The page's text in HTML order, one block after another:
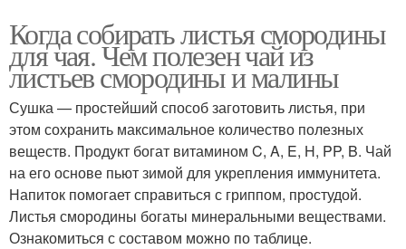
Когда собирать листья смородины
для чая. Чем полезен чай из
листьев смородины и малины
Сушка — простейший способ заготовить листья, при
этом сохранить максимальное количество полезных
веществ. Продукт богат витамином C, A, E, H, PP, B. Чай
на его основе пьют зимой для укрепления иммунитета.
Напиток помогает справиться с гриппом, простудой.
Листья смородины богаты минеральными веществами.
Ознакомиться с составом можно по таблице.